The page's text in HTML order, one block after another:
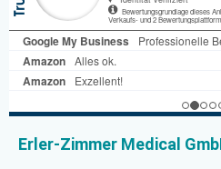
Erler-Zimmer Medical